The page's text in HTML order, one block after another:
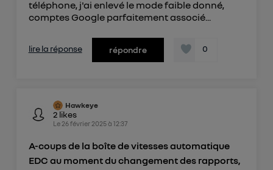
téléphone, j'ai enlevé le mode faible donné,
comptes Google parfaitement associé...
lire la réponse répondre 0
Hawkeye
2 likes
Le 26 février 2025à 12:37
A-coups de la boîte de vitesses automatique
EDC au moment du changement des rapports,